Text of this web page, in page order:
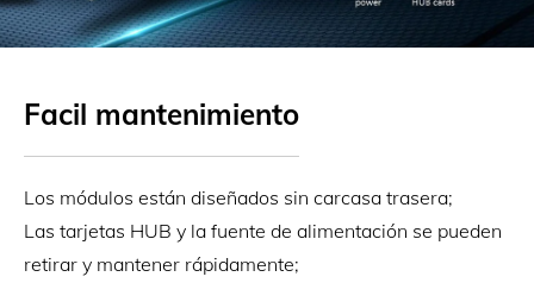
Facil mantenimiento
Los módulos están diseñados sin carcasa trasera;
Las tarjetas HUB y la fuente de alimentación se pueden
retirar y mantener rápidamente;